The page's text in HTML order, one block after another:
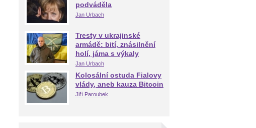
podváděla
Jan Urbach
Tresty v ukrajinské
armádě: bití, znásilnění
holí, jáma s výkaly
Jan Urbach
Kolosální ostuda Fialovy
vlády, aneb kauza Bitcoin
Jiří Paroubek